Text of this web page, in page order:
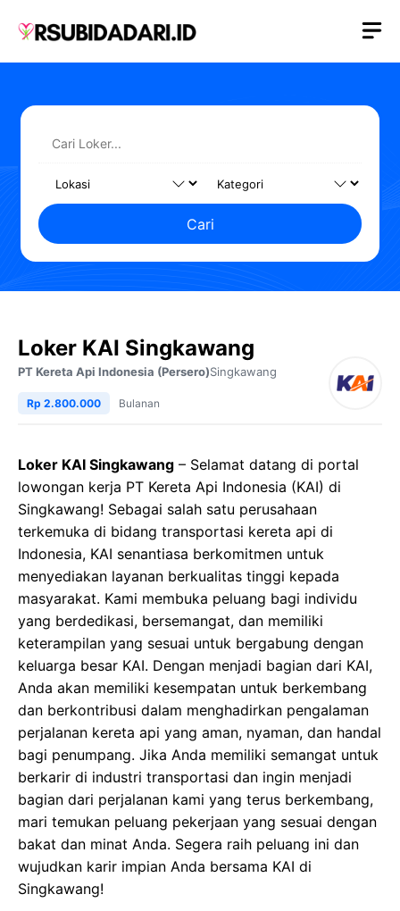
Cari
Loker KAI Singkawang
PT Kereta Api Indonesia (Persero)Singkawang
Rp 2.800.000 Bulanan
Loker KAI Singkawang – Selamat datang di portal
lowongan kerja PT Kereta Api Indonesia (KAI) di
Singkawang! Sebagai salah satu perusahaan
terkemuka di bidang transportasi kereta api di
Indonesia, KAI senantiasa berkomitmen untuk
menyediakan layanan berkualitas tinggi kepada
masyarakat. Kami membuka peluang bagi individu
yang berdedikasi, bersemangat, dan memiliki
keterampilan yang sesuai untuk bergabung dengan
keluarga besar KAI. Dengan menjadi bagian dari KAI,
Anda akan memiliki kesempatan untuk berkembang
dan berkontribusi dalam menghadirkan pengalaman
perjalanan kereta api yang aman, nyaman, dan handal
bagi penumpang. Jika Anda memiliki semangat untuk
berkarir di industri transportasi dan ingin menjadi
bagian dari perjalanan kami yang terus berkembang,
mari temukan peluang pekerjaan yang sesuai dengan
bakat dan minat Anda. Segera raih peluang ini dan
wujudkan karir impian Anda bersama KAI di
Singkawang!